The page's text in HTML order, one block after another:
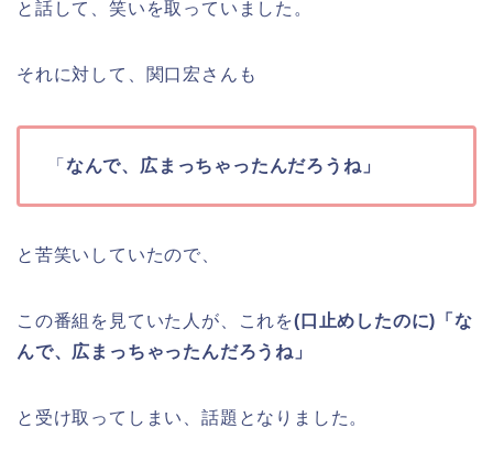
と話して、笑いを取っていました。
それに対して、関口宏さんも
「 なんで、広まっちゃったんだろうね」
と苦笑いしていたので、
この番組を見ていた人が、これを(口止めしたのに)「な
んで、広まっちゃったんだろうね」
と受け取ってしまい、話題となりました。